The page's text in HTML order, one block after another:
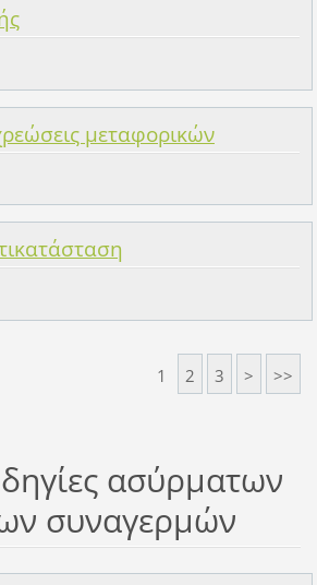
μεταφορικών
1 2 3 > >>
ασύρματων
συναγερμών